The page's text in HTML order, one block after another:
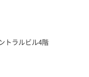
トラルビル4階